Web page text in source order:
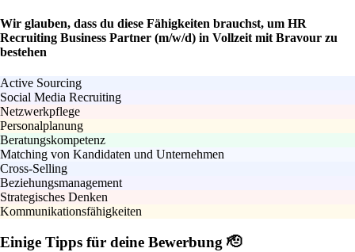
Wir glauben, dass du diese Fähigkeiten brauchst, um HR
Recruiting Business Partner (m/w/d) in Vollzeit mit Bravour zu
bestehen
Active Sourcing
Social Media Recruiting
Netzwerkpflege
Personalplanung
Beratungskompetenz
Matching von Kandidaten und Unternehmen
Cross-Selling
Beziehungsmanagement
Strategisches Denken
Kommunikationsfähigkeiten
Einige Tipps für deine Bewerbung 🫡